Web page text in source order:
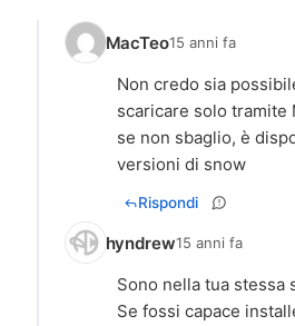
MacTeo15 anni fa
Non credo sia
scaricare solo tramite
se non sbaglio, è
versioni di snow
Rispondi
hyndrew15 anni fa
Sono nella tua stessa
Se fossi capace